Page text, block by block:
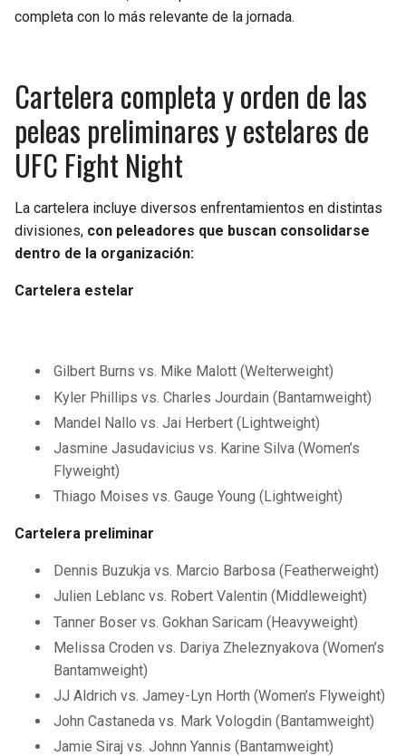
completa con lo más relevante de la jornada.
Cartelera completa y orden de las
peleas preliminares y estelares de
UFC Fight Night
La cartelera incluye diversos enfrentamientos en distintas
divisiones, con peleadores que buscan consolidarse
dentro de la organización:
Cartelera estelar
Gilbert Burns vs. Mike Malott (Welterweight)
Kyler Phillips vs. Charles Jourdain (Bantamweight)
Mandel Nallo vs. Jai Herbert (Lightweight)
Jasmine Jasudavicius vs. Karine Silva (Women’s
Flyweight)
Thiago Moises vs. Gauge Young (Lightweight)
Cartelera preliminar
Dennis Buzukja vs. Marcio Barbosa (Featherweight)
Julien Leblanc vs. Robert Valentin (Middleweight)
Tanner Boser vs. Gokhan Saricam (Heavyweight)
Melissa Croden vs. Dariya Zheleznyakova (Women’s
Bantamweight)
JJ Aldrich vs. Jamey-Lyn Horth (Women’s Flyweight)
John Castaneda vs. Mark Vologdin (Bantamweight)
Jamie Siraj vs. Johnn Yannis (Bantamweight)